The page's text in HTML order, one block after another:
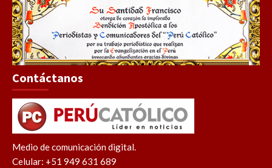
Contáctanos
Medio de comunicación digital.
Celular: +51 949 631 689